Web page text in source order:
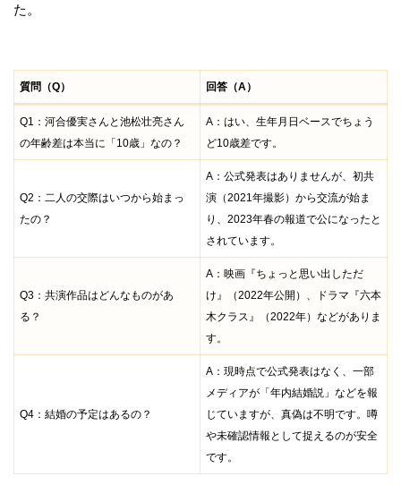
た。
質問（Q） 回答（A）
Q1：河合優実さんと池松壮亮さん
の年齢差は本当に「10歳」なの？
A：はい、生年月日ベースでちょう
ど10歳差です。
Q2：二人の交際はいつから始まっ
たの？
A：公式発表はありませんが、初共
演（2021年撮影）から交流が始ま
り、2023年春の報道で公になったと
されています。
Q3：共演作品はどんなものがあ
る？
A：映画『ちょっと思い出しただ
け』（2022年公開）、ドラマ『六本
木クラス』（2022年）などがありま
す。
Q4：結婚の予定はあるの？
A：現時点で公式発表はなく、一部
メディアが「年内結婚説」などを報
じていますが、真偽は不明です。噂
や未確認情報として捉えるのが安全
です。